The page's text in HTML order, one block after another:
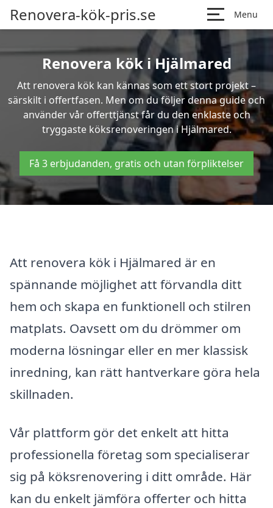
Renovera-kök-pris.se Menu
Renovera kök i Hjälmared
Att renovera kök kan kännas som ett stort projekt –
särskilt i offertfasen. Men om du följer denna guide och
använder vår offerttjänst får du den enklaste och
tryggaste köksrenoveringen i Hjälmared.
Få 3 erbjudanden, gratis och utan förpliktelser
Att renovera kök i Hjälmared är en
spännande möjlighet att förvandla ditt
hem och skapa en funktionell och stilren
matplats. Oavsett om du drömmer om
moderna lösningar eller en mer klassisk
inredning, kan rätt hantverkare göra hela
skillnaden.
Vår plattform gör det enkelt att hitta
professionella företag som specialiserar
sig på köksrenovering i ditt område. Här
kan du enkelt jämföra offerter och hitta